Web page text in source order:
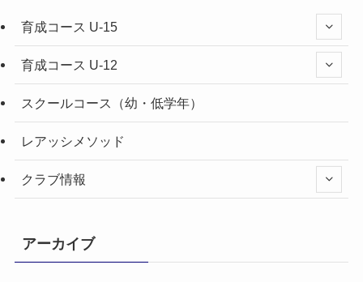
育成コース U-15
育成コース U-12
スクールコース（幼・低学年）
レアッシメソッド
クラブ情報
アーカイブ